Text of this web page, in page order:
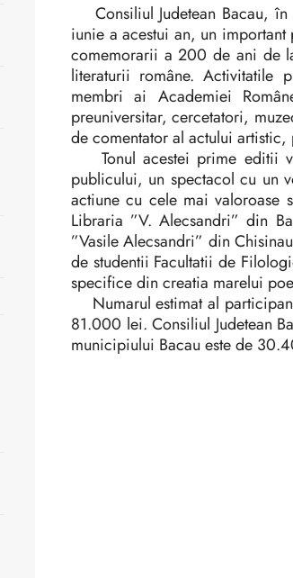
Consiliul Judetean Bacau,
iunie a acestui an, un important
comemorarii a 200 de ani de
literaturii române. Activitatile
membri ai Academiei
preuniversitar, cercetatori,
de comentator al actului artistic,
Tonul acestei prime editii
publicului, un spectacol cu un
actiune cu cele mai
Libraria ”V. Alecsandri” din
”Vasile Alecsandri” din
de studentii Facultatii de
specifice din creatia marelui
Numarul estimat al
81.000 lei. Consiliul Judetean
municipiului Bacau este de